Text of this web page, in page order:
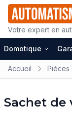
Votre expert en
Domotique
Accueil Pièces
Sachet de